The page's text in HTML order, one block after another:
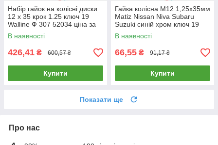
Набір гайок на колісні диски
12 x 35 крок 1.25 ключ 19
Walline Ф 307 52034 ціна за
паковання 20 шт.
В наявності
426,41 ₴ 600,57 ₴
Купити
Гайка колісна M12 1,25х35мм
Matiz Nissan Niva Subaru
Suzuki синій хром ключ 19
A801444BU (13735)
В наявності
66,55 ₴ 91,17 ₴
Купити
Показати ще
Про нас